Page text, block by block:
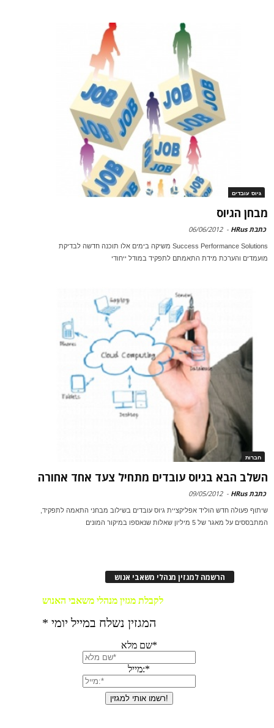
גיוס עובדים
מבחן הגיוס
כתבת HRus -
06/06/2012
Success Performance Solutions משיקה בימים אלו תוכנה חדשה לבדיקת
מועמדים והערכת מידת התאמתם לתפקיד במודל ייחודי
חברות
השלב הבא בגיוס עובדים מתחיל צעד אחד אחורה
כתבת HRus -
09/05/2012
שיתוף פעולה חדש הוליד אפליקציית גיוס עובדים בשילוב מבחני התאמה לתפקיד,
המתבססים על מאגר של 5 מיליון שאלות שנאספו במיקור המונים
הרשמה למגזין מנהלי משאבי אנוש